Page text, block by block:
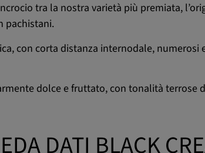
tra la nostra varietà più premiata,
pachistani.
con corta distanza internodale,
dolce e fruttato, con tonalità terrose
DATI BLACK